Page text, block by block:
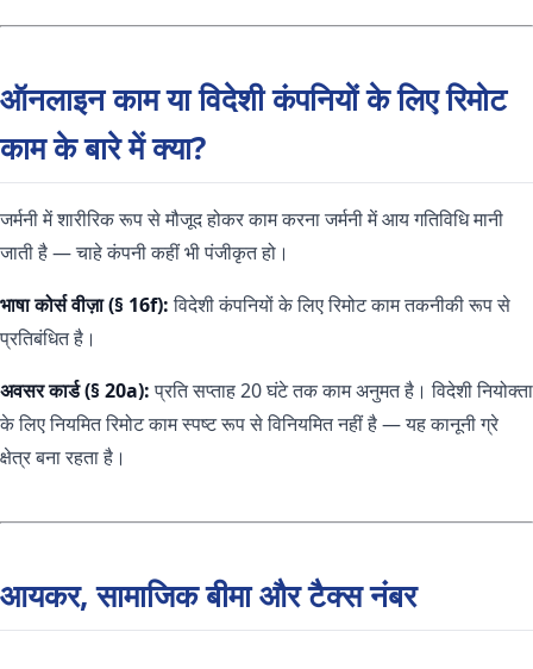
ऑनलाइन काम या विदेशी कंपनियों के लिए रिमोट
काम के बारे में क्या?
जर्मनी में शारीरिक रूप से मौजूद होकर काम करना जर्मनी में आय गतिविधि मानी
जाती है — चाहे कंपनी कहीं भी पंजीकृत हो।
भाषा कोर्स वीज़ा (§ 16f):विदेशी कंपनियों के लिए रिमोट काम तकनीकी रूप से
प्रतिबंधित है।
अवसर कार्ड (§ 20a):प्रति सप्ताह 20 घंटे तक काम अनुमत है। विदेशी नियोक्ता
के लिए नियमित रिमोट काम स्पष्ट रूप से विनियमित नहीं है — यह कानूनी ग्रे
क्षेत्र बना रहता है।
आयकर, सामाजिक बीमा और टैक्स नंबर